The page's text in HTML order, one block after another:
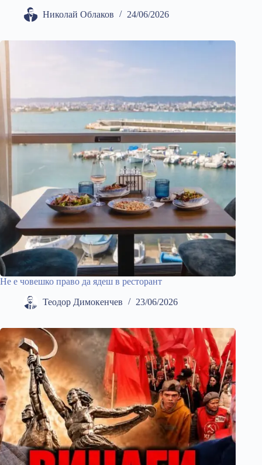
Николай Облаков 24/06/2026
Не е човешко право да ядеш в ресторант
Теодор Димокенчев 23/06/2026